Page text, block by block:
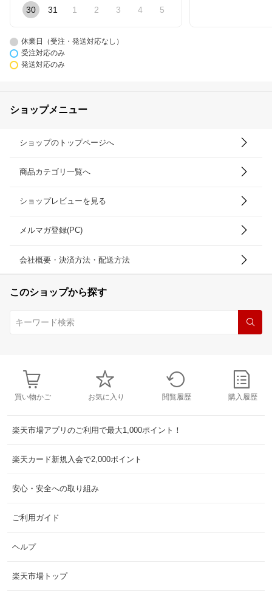
30 31 1 2 3 4 5
休業日（受注・発送対応なし）
受注対応のみ
発送対応のみ
ショップメニュー
ショップのトップページへ
商品カテゴリ一覧へ
ショップレビューを見る
メルマガ登録(PC)
会社概要・決済方法・配送方法
このショップから探す
買い物かご お気に入り 閲覧履歴 購入履歴
楽天市場アプリのご利用で最大1,000ポイント！
楽天カード新規入会で2,000ポイント
安心・安全への取り組み
ご利用ガイド
ヘルプ
楽天市場トップ